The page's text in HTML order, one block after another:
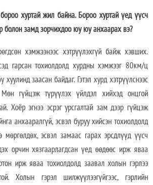
хуртай жил байна. Бороо хуртай үед үүсч
болон замд зорчихдоо юу юу анхаарах вэ?
хэмжээнээс хэтрүүлэхгүй байж хэвших.
гарсан тохиолдолд хурдны хэмжээг 80км/ц
заасан байдаг. Гэтэл хурд хэтрүүлснээс
Мөн гүйцэж түрүүлэх үйлдэл хийхэд онцгой
Хоёр эгнээ эсрэг урсгалтай зам дээр гүйцэж
анхааралгүй, эсвэл буруу хийсэн тохиолдолд
эсвэл замаас гарах эрсдлүүд үүсч
орчин хязгаарлагдсан үед өөдөөс ирж яваа
ирж яваа тохиолдолд заавал холын гэрлээ
Холын гэрэл шилжүүлээгүйгээс, гэрлийн